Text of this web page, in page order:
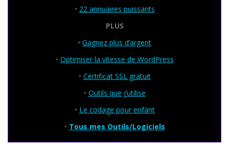
• 22 annuaires puissants
PLUS
• Gagnez plus d’argent
• Optimiser la vitesse de WordPress
• Certificat SSL gratuit
• Outils que j’utilise
• Le codage pour enfant
• Tous mes Outils/Logiciels